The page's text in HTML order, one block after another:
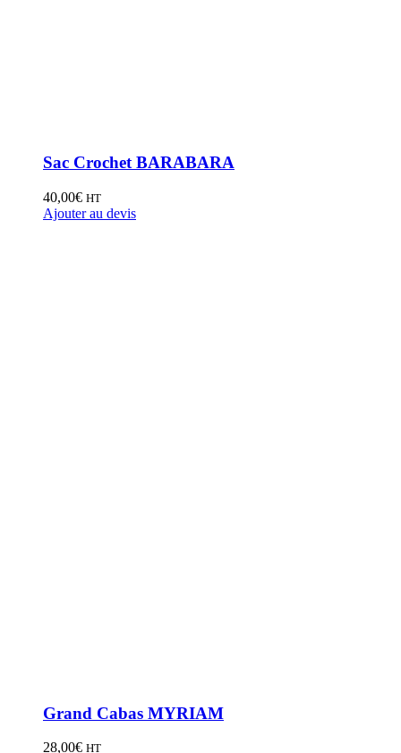
Sac Crochet BARABARA
40,00€ HT
Ajouter au devis
Grand Cabas MYRIAM
28,00€ HT